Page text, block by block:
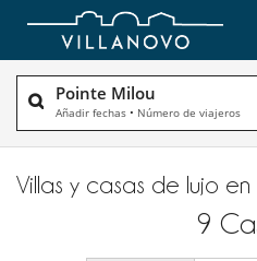
Pointe Milou
Añadir fechas • Número de viajeros
Villas y casas de lujo
9